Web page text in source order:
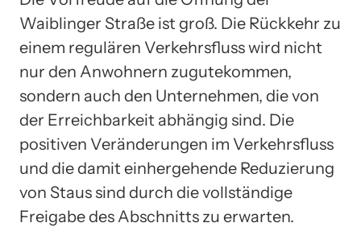
Waiblinger Straße ist groß. Die Rückkehr zu
einem regulären Verkehrsfluss wird nicht
nur den Anwohnern zugutekommen,
sondern auch den Unternehmen, die von
der Erreichbarkeit abhängig sind. Die
positiven Veränderungen im Verkehrsfluss
und die damit einhergehende Reduzierung
von Staus sind durch die vollständige
Freigabe des Abschnitts zu erwarten.